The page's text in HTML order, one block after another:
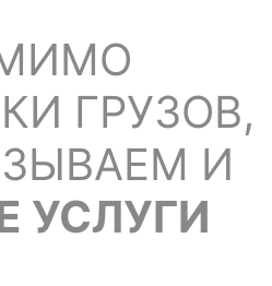
ГРУЗОВ,
И
УСЛУГИ